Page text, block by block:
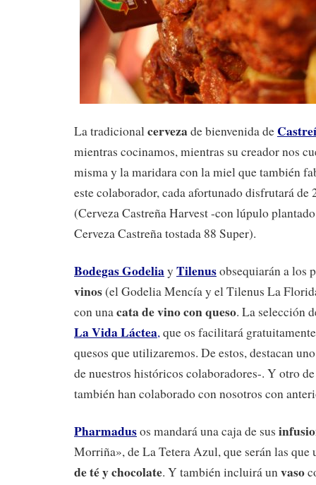
La tradicionalcervezade bienvenida de
mientras cocinamos, mientras su creador nos
misma y la maridara con la miel que también
este colaborador, cada afortunado disfrutará de
(Cerveza Castreña Harvest -con lúpulo
Cerveza Castreña tostada 88 Super).
Bodegas Godeliay Tilenusobsequiarán a los
vinos(el Godelia Mencía y el Tilenus La
con unacata de vino con queso. La selección
La Vida Láctea,que os facilitará
quesos que utilizaremos. De estos, destacan
de nuestros históricos colaboradores-. Y otro
también han colaborado con nosotros con
Pharmadusos mandará una caja de sus
Morriña», de La Tetera Azul, que serán las que
de té y chocolate. Y también incluirá unvaso